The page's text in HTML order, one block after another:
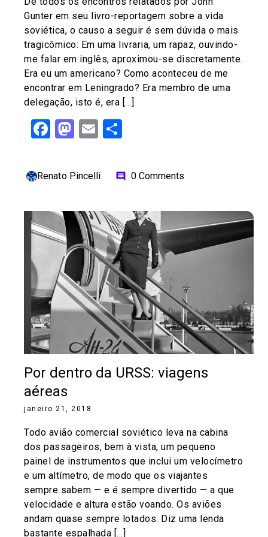
Gunter em seu livro-reportagem sobre a vida
soviética, o causo a seguir é sem dúvida o mais
tragicômico: Em uma livraria, um rapaz, ouvindo-
me falar em inglês, aproximou-se discretamente.
Era eu um americano? Como aconteceu de me
encontrar em Leningrado? Era membro de uma
delegação, isto é, era […]
Facebook
Mastodon
Email
Renato Pincelli comment 0 Comments
Por dentro da URSS: viagens
aéreas
janeiro 21, 2018
Todo avião comercial soviético leva na cabina
dos passageiros, bem à vista, um pequeno
painel de instrumentos que inclui um velocímetro
e um altímetro, de modo que os viajantes
sempre sabem — e é sempre divertido — a que
velocidade e altura estão voando. Os aviões
andam quase sempre lotados. Diz uma lenda
bastante espalhada […]